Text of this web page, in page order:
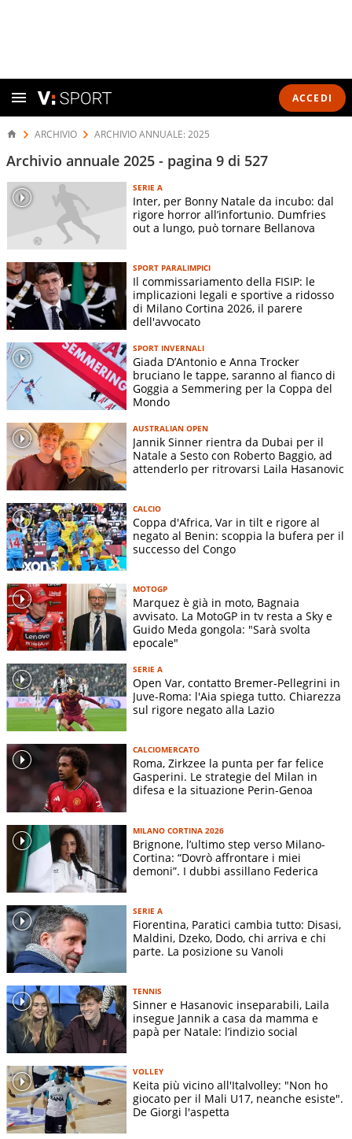
ACCEDI
ARCHIVIO ARCHIVIO ANNUALE: 2025
Archivio annuale 2025 - pagina 9 di 527
SERIE A
Inter, per Bonny Natale da incubo: dal
rigore horror all’infortunio. Dumfries
out a lungo, può tornare Bellanova
SPORT PARALIMPICI
Il commissariamento della FISIP: le
implicazioni legali e sportive a ridosso
di Milano Cortina 2026, il parere
dell'avvocato
SPORT INVERNALI
Giada D’Antonio e Anna Trocker
bruciano le tappe, saranno al fianco di
Goggia a Semmering per la Coppa del
Mondo
AUSTRALIAN OPEN
Jannik Sinner rientra da Dubai per il
Natale a Sesto con Roberto Baggio, ad
attenderlo per ritrovarsi Laila Hasanovic
CALCIO
Coppa d'Africa, Var in tilt e rigore al
negato al Benin: scoppia la bufera per il
successo del Congo
MOTOGP
Marquez è già in moto, Bagnaia
avvisato. La MotoGP in tv resta a Sky e
Guido Meda gongola: "Sarà svolta
epocale"
SERIE A
Open Var, contatto Bremer-Pellegrini in
Juve-Roma: l'Aia spiega tutto. Chiarezza
sul rigore negato alla Lazio
CALCIOMERCATO
Roma, Zirkzee la punta per far felice
Gasperini. Le strategie del Milan in
difesa e la situazione Perin-Genoa
MILANO CORTINA 2026
Brignone, l’ultimo step verso Milano-
Cortina: “Dovrò affrontare i miei
demoni”. I dubbi assillano Federica
SERIE A
Fiorentina, Paratici cambia tutto: Disasi,
Maldini, Dzeko, Dodo, chi arriva e chi
parte. La posizione su Vanoli
TENNIS
Sinner e Hasanovic inseparabili, Laila
insegue Jannik a casa da mamma e
papà per Natale: l’indizio social
VOLLEY
Keita più vicino all'Italvolley: "Non ho
giocato per il Mali U17, neanche esiste".
De Giorgi l'aspetta